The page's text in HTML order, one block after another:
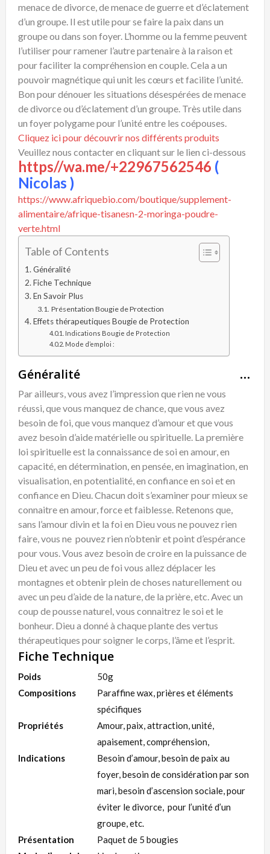
menace de divorce, de menace de guerre et d’éclatement
d’un groupe. Il est utile pour se faire la paix dans un
groupe ou dans son foyer. L’homme ou la femme peuvent
l’utiliser pour ramener l’autre partenaire à la raison et
pour faciliter la compréhension en couple. Cela a un
pouvoir magnétique qui unit les cœurs et facilite l’unité.
Bon pour dénouer les situations désespérées de menace
de divorce ou d’éclatement d’un groupe. Très utile dans
un foyer polygame pour l’unité entre les coépouses.
Cliquez ici pour découvrir nos différents produits
Veuillez nous contacter en cliquant sur le lien ci-dessous
https//wa.me/+22967562546 (
Nicolas )
https://www.afriquebio.com/boutique/supplement-
alimentaire/afrique-tisanesn-2-moringa-poudre-
verte.html
Table of Contents
Généralité
Fiche Technique
En Savoir Plus
Présentation Bougie de Protection
Effets thérapeutiques Bougie de Protection
Indications Bougie de Protection
Mode d’emploi :
Généralité
Par ailleurs, vous avez l’impression que rien ne vous
réussi, que vous manquez de chance, que vous avez
besoin de foi, que vous manquez d’amour et que vous
avez besoin d’aide matérielle ou spirituelle. La première
loi spirituelle est la connaissance de soi en amour, en
capacité, en détermination, en pensée, en imagination, en
visualisation, en potentialité, en confiance en soi et en
confiance en Dieu. Chacun doit s’examiner pour mieux se
connaitre en amour, force et faiblesse. Retenons que,
sans l’amour divin et la foi en Dieu vous ne pouvez rien
faire, vous ne pouvez rien n’obtenir et point d’espérance
pour vous. Vous avez besoin de croire en la puissance de
Dieu et avec un peu de foi vous allez déplacer les
montagnes et obtenir plein de choses naturellement ou
avec un peu d’aide de la nature, de la prière, etc. Avec un
coup de pousse naturel, vous connaitrez le soi et le
bonheur. Dieu a donné à chaque plante des vertus
thérapeutiques pour soigner le corps, l’âme et l’esprit.
Fiche Technique
Poids
50g
Compositions
Paraffine wax, prières et éléments
spécifiques
Propriétés
Amour, paix, attraction, unité,
apaisement, compréhension,
Indications
Besoin d’amour, besoin de paix au
foyer, besoin de considération par son
mari, besoin d’ascension sociale, pour
éviter le divorce, pour l’unité d’un
groupe, etc.
Présentation
Paquet de 5 bougies